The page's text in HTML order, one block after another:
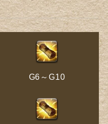
G6～G10